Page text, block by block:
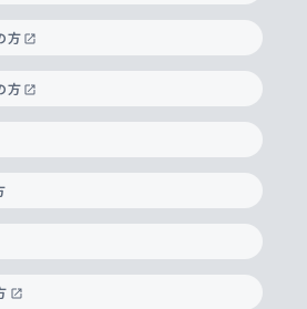
学部
ス
育センター
ぶ
究科
研究所
ンサーン研究所
究所
究所
自由課題研究
法令・研究費の使用について
活動
談
防止の取り組み
学生への支援
ート
支援プログラム
）・進路統計
ト
別研究生・国費留学生
大学から上智大学で学ぶ)
生
Program受講生
紹介
念
革
ーカイブズ
トリック
ージメント
れた世界の知性
アフリカWeeks
ーシャルメディア
院について
大学
方
方